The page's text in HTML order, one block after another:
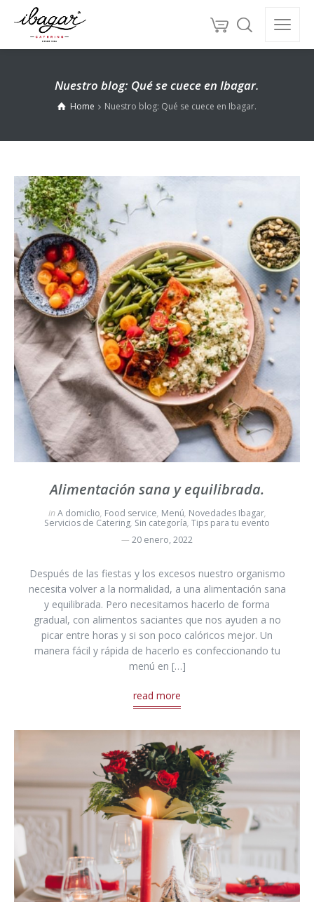
Nuestro blog: Qué se cuece en Ibagar.
Home Nuestro blog: Qué se cuece en Ibagar.
Alimentación sana y equilibrada.
inA domiclio, Food service, Menú, Novedades Ibagar,
Servicios de Catering, Sin categoría, Tips para tu evento
20 enero, 2022
Después de las fiestas y los excesos nuestro organismo
necesita volver a la normalidad, a una alimentación sana
y equilibrada. Pero necesitamos hacerlo de forma
gradual, con alimentos saciantes que nos ayuden a no
picar entre horas y si son poco calóricos mejor. Un
manera fácil y rápida de hacerlo es confeccionando tu
menú en […]
read more